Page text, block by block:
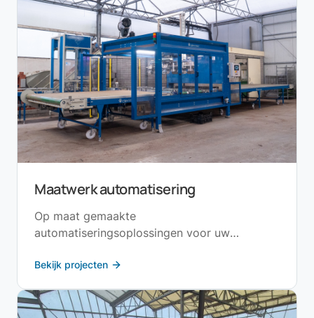
Maatwerk automatisering
Op maat gemaakte
automatiseringsoplossingen voor uw
Bekijk projecten